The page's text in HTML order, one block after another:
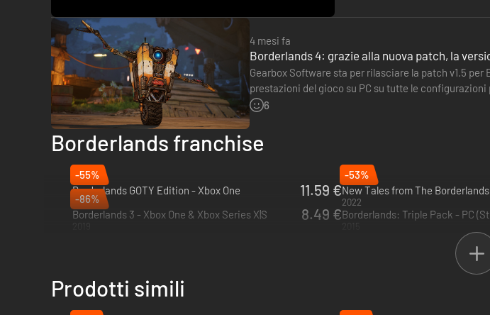
4 mesi fa
Borderlands 4: grazie alla nuova patch, la
Gearbox Software sta per rilasciare la patch v1.5
prestazioni del gioco su PC su tutte le
di lancio 1.02…
6
Borderlands franchise
-55%
Borderlands GOTY Edition - Xbox One
2023
11.59 €
-53%
2022
-86%
Borderlands 3 - Xbox One & Xbox Series X|S
8.49 €Borderlands: Triple Pack - PC
Prodotti simili